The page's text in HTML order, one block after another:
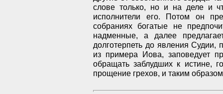
слове только, но и на деле и
исполнители его. Потом он
собраниях богатые не
надменные, а далее
долготерпеть до явления Судии,
из примера Иова, заповедует
обращать заблудших к истине,
прощение грехов, и таким